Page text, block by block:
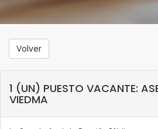
Volver
1 (UN) PUESTO VACANTE:
VIEDMA